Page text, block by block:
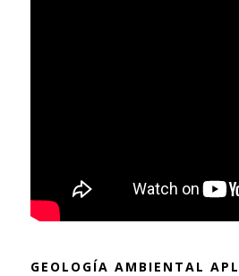
GEOLOGÍA AMBIENTAL